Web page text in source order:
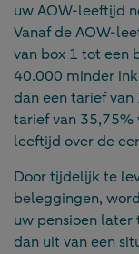
uw AOW-leeftijd
Vanaf de AOW-
van box 1 tot een
40.000 minder
dan een tarief van
tarief van 35,75%
leeftijd over de
Door tijdelijk te
beleggingen,
uw pensioen
dan uit van een